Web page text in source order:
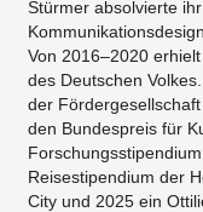
Stürmer absolvierte
Von 2016–2020
des Deutschen
der
den Bundespreis für
Reisestipendium der
City und 2025 ein